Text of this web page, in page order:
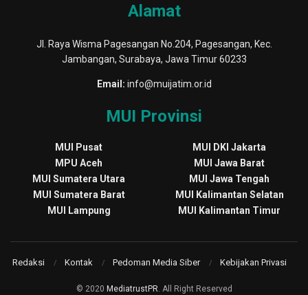
Alamat
Jl. Raya Wisma Pagesangan No.204, Pagesangan, Kec.
Jambangan, Surabaya, Jawa Timur 60233
Email: info@muijatim.or.id
MUI Provinsi
MUI Pusat
MPU Aceh
MUI Sumatera Utara
MUI Sumatera Barat
MUI Lampung
MUI DKI Jakarta
MUI Jawa Barat
MUI Jawa Tengah
MUI Kalimantan Selatan
MUI Kalimantan Timur
Redaksi Kontak Pedoman Media Siber Kebijakan Privasi
© 2020 MediatrustPR. All Right Reserved